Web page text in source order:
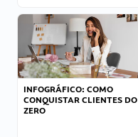
INFOGRÁFICO: COMO
CONQUISTAR CLIENTES DO
ZERO